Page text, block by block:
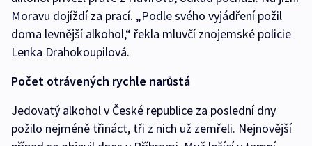
Moravu dojíždí za prací. „Podle svého vyjádření požil
doma levnější alkohol,“ řekla mluvčí znojemské policie
Lenka Drahokoupilová.
Počet otrávených rychle narůstá
Jedovatý alkohol v České republice za poslední dny
požilo nejméně třináct, tři z nich už zemřeli. Nejnovější